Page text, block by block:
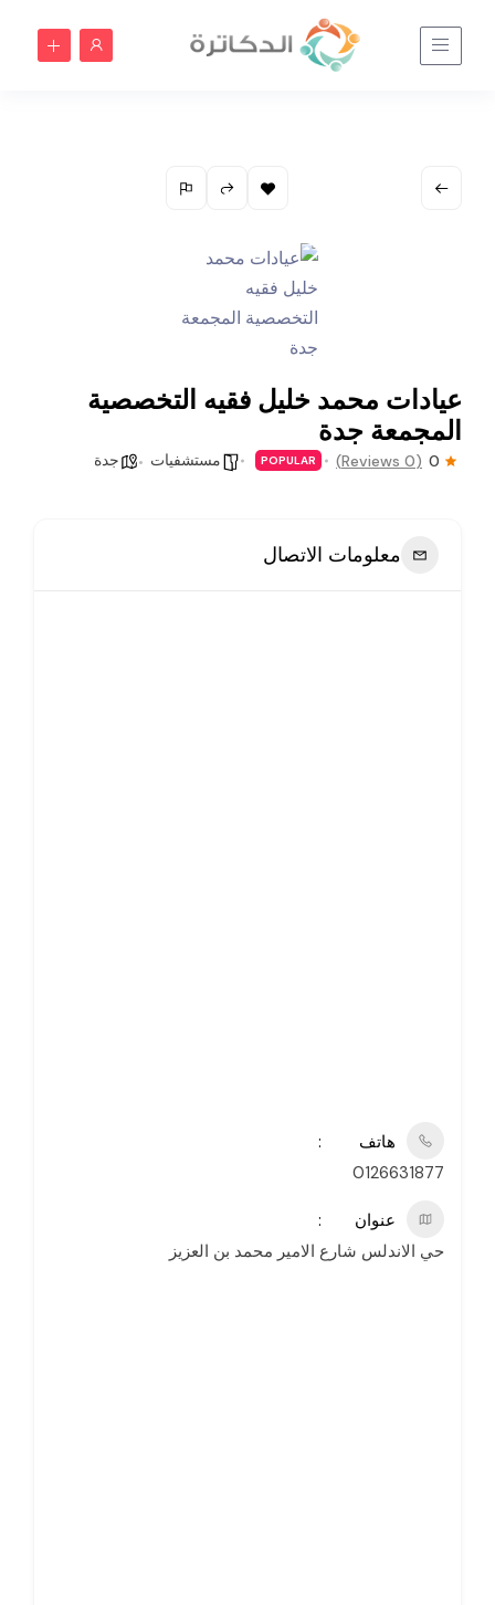
عيادات محمد خليل فقيه التخصصية
المجمعة جدة
0
(0 Reviews)
POPULAR مستشفيات جدة
معلومات الاتصال
هاتف
0126631877
عنوان
حي الاندلس شارع الامير محمد بن العزيز